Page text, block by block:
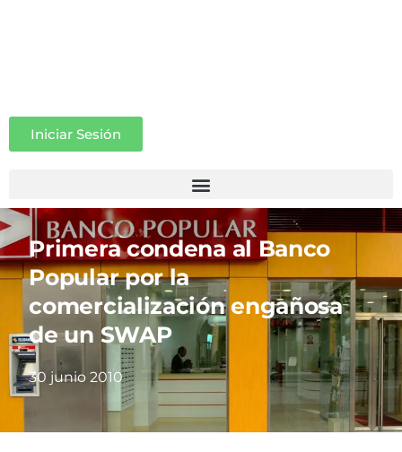
Iniciar Sesión
Primera condena al Banco
Popular por la
comercialización engañosa
de un SWAP
30 junio 2010